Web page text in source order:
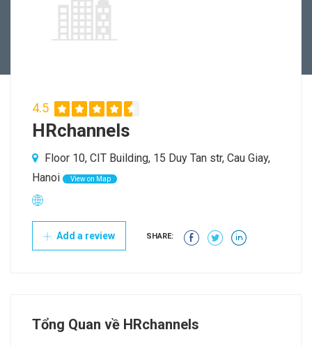
4.5
HRchannels
Floor 10, CIT Building, 15 Duy Tan str, Cau Giay,
Hanoi
View on Map
Add a review SHARE:
Tổng Quan về HRchannels